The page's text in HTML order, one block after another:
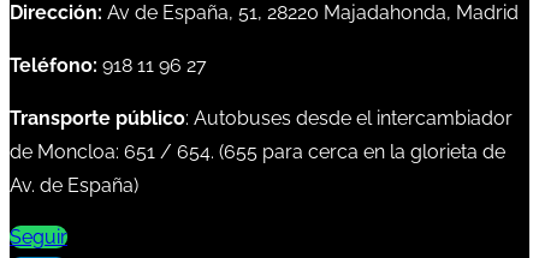
Dirección: Av de España, 51, 28220 Majadahonda, Madrid
Teléfono: 918 11 96 27
Transporte público: Autobuses desde el intercambiador
de Moncloa: 651 / 654. (655 para cerca en la glorieta de
Av. de España)
Seguir